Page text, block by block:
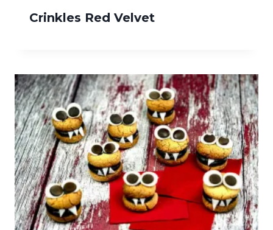
Crinkles Red Velvet